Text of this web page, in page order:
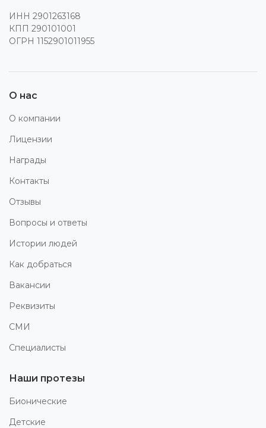
ИНН 2901263168
КПП 290101001
ОГРН 1152901011955
О нас
О компании
Лицензии
Награды
Контакты
Отзывы
Вопросы и ответы
Истории людей
Как добраться
Вакансии
Реквизиты
СМИ
Специалисты
Наши протезы
Бионические
Детские